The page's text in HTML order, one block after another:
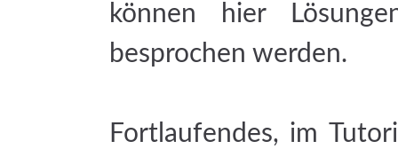
können hier
besprochen werden.
Fortlaufendes, im